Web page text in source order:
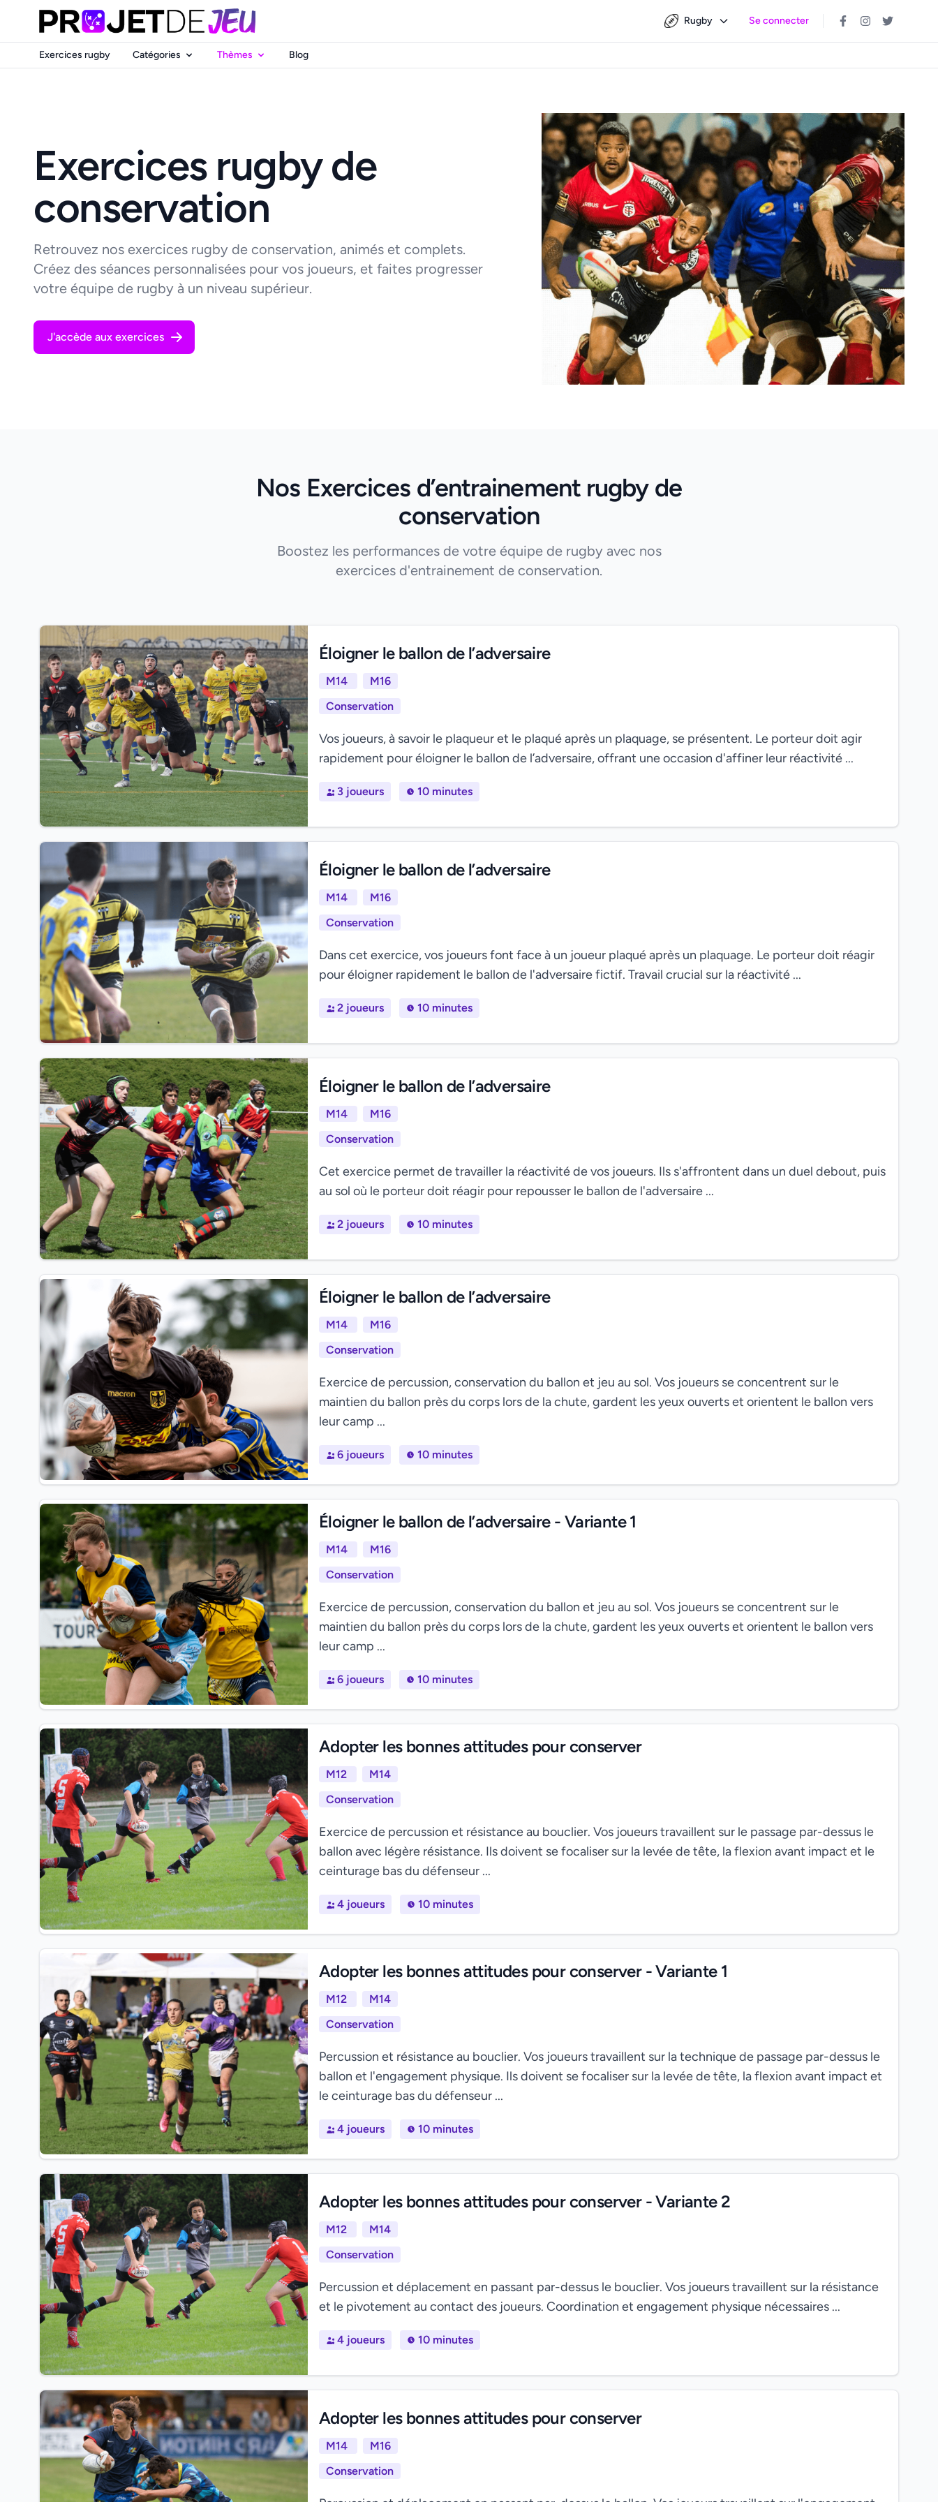
Rugby Se connecter
Exercices rugby Catégories Thèmes Blog
Exercices rugby de
conservation
Retrouvez nos exercices rugby de conservation, animés et complets.
Créez des séances personnalisées pour vos joueurs, et faites progresser
votre équipe de rugby à un niveau supérieur.
J'accède aux exercices
Nos Exercices d’entrainement rugby de
conservation
Boostez les performances de votre équipe de rugby avec nos
exercices d'entrainement de conservation.
Éloigner le ballon de l’adversaire
M14
M16
Conservation
Vos joueurs, à savoir le plaqueur et le plaqué après un plaquage, se présentent. Le porteur doit agir
rapidement pour éloigner le ballon de l’adversaire, offrant une occasion d'affiner leur réactivité ...
3 joueurs 10 minutes
Éloigner le ballon de l’adversaire
M14
M16
Conservation
Dans cet exercice, vos joueurs font face à un joueur plaqué après un plaquage. Le porteur doit réagir
pour éloigner rapidement le ballon de l'adversaire fictif. Travail crucial sur la réactivité ...
2 joueurs 10 minutes
Éloigner le ballon de l’adversaire
M14
M16
Conservation
Cet exercice permet de travailler la réactivité de vos joueurs. Ils s'affrontent dans un duel debout, puis
au sol où le porteur doit réagir pour repousser le ballon de l'adversaire ...
2 joueurs 10 minutes
Éloigner le ballon de l’adversaire
M14
M16
Conservation
Exercice de percussion, conservation du ballon et jeu au sol. Vos joueurs se concentrent sur le
maintien du ballon près du corps lors de la chute, gardent les yeux ouverts et orientent le ballon vers
leur camp ...
6 joueurs 10 minutes
Éloigner le ballon de l’adversaire - Variante 1
M14
M16
Conservation
Exercice de percussion, conservation du ballon et jeu au sol. Vos joueurs se concentrent sur le
maintien du ballon près du corps lors de la chute, gardent les yeux ouverts et orientent le ballon vers
leur camp ...
6 joueurs 10 minutes
Adopter les bonnes attitudes pour conserver
M12
M14
Conservation
Exercice de percussion et résistance au bouclier. Vos joueurs travaillent sur le passage par-dessus le
ballon avec légère résistance. Ils doivent se focaliser sur la levée de tête, la flexion avant impact et le
ceinturage bas du défenseur ...
4 joueurs 10 minutes
Adopter les bonnes attitudes pour conserver - Variante 1
M12
M14
Conservation
Percussion et résistance au bouclier. Vos joueurs travaillent sur la technique de passage par-dessus le
ballon et l'engagement physique. Ils doivent se focaliser sur la levée de tête, la flexion avant impact et
le ceinturage bas du défenseur ...
4 joueurs 10 minutes
Adopter les bonnes attitudes pour conserver - Variante 2
M12
M14
Conservation
Percussion et déplacement en passant par-dessus le bouclier. Vos joueurs travaillent sur la résistance
et le pivotement au contact des joueurs. Coordination et engagement physique nécessaires ...
4 joueurs 10 minutes
Adopter les bonnes attitudes pour conserver
M14
M16
Conservation